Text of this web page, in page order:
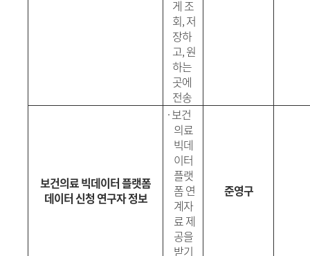
게 조
회, 저
장하
고, 원
하는
곳에
전송
보건의료 빅데이터 플랫폼
데이터 신청 연구자 정보
·보건
의료
빅데
이터
플랫
폼 연
계자
료 제
공을
받기
준영구